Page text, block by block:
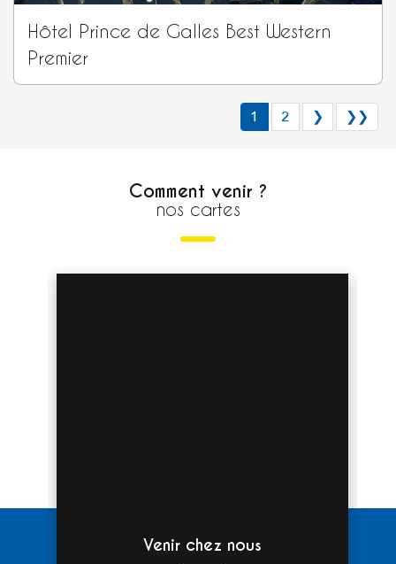
Hôtel Prince de Galles Best Western
Premier
1 2 ❯ ❯❯
Comment venir ?
nos cartes
Venir chez nous